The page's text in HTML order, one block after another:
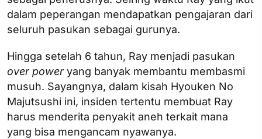
dalam peperangan mendapatkan pengajaran dari
seluruh pasukan sebagai gurunya.
Hingga setelah 6 tahun, Ray menjadi pasukan
over poweryang banyak membantu membasmi
musuh. Sayangnya, dalam kisah Hyouken No
Majutsushi ini, insiden tertentu membuat Ray
harus menderita penyakit aneh terkait mana
yang bisa mengancam nyawanya.